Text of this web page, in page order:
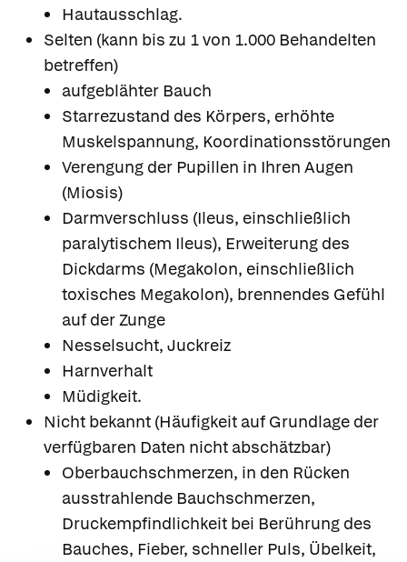
Hautausschlag.
Selten (kann bis zu 1 von 1.000 Behandelten
betreffen)
aufgeblähter Bauch
Starrezustand des Körpers, erhöhte
Muskelspannung, Koordinationsstörungen
Verengung der Pupillen in Ihren Augen
(Miosis)
Darmverschluss (Ileus, einschließlich
paralytischem Ileus), Erweiterung des
Dickdarms (Megakolon, einschließlich
toxisches Megakolon), brennendes Gefühl
auf der Zunge
Nesselsucht, Juckreiz
Harnverhalt
Müdigkeit.
Nicht bekannt (Häufigkeit auf Grundlage der
verfügbaren Daten nicht abschätzbar)
Oberbauchschmerzen, in den Rücken
ausstrahlende Bauchschmerzen,
Druckempfindlichkeit bei Berührung des
Bauches, Fieber, schneller Puls, Übelkeit,